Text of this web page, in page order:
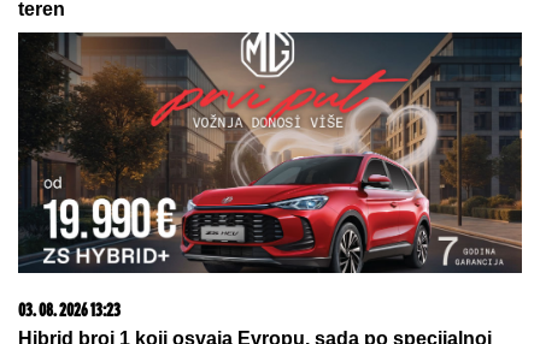
Komfor po meri klijenata: nova linija paketa ALTA
banke